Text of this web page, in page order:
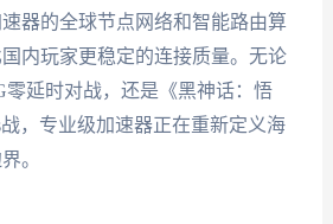
器的全球节点网络和智能路由算
内玩家更稳定的连接质量。无论
零延时对战，还是《黑神话：悟
，专业级加速器正在重新定义海
。